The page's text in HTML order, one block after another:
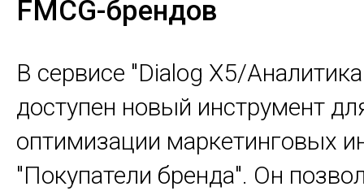
FMCG-брендов
В сервисе "Dialog X5/
доступен новый инструмент
оптимизации маркетинговых
"Покупатели бренда". Он